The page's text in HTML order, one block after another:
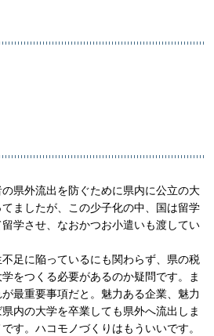
県外流出を防ぐために県内に公立の大
ましたが、この少子化の中、国は留学
学させ、なおかつお小遣いも渡してい
足に陥っているにも関わらず、県の税
をつくる必要があるのか疑問です。ま
最重要事項だと。魅力ある企業、魅力
内の大学を卒業しても県外へ流出しま
す。ハコモノづくりはもういいです。